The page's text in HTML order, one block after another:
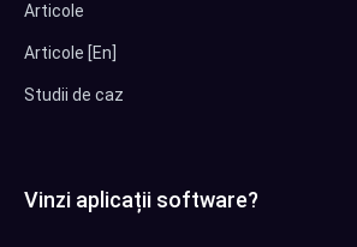
Articole
Articole [En]
Studii de caz
Vinzi aplicații software?